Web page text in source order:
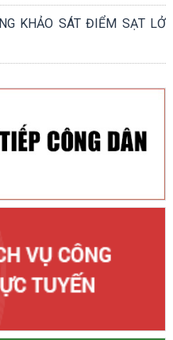
KHẢO SÁT ĐIỂM SẠT LỞ